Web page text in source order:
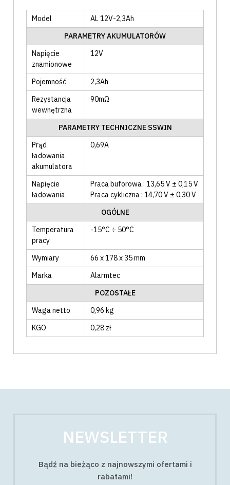
Model
AL 12V-2,3Ah
PARAMETRY AKUMULATORÓW
Napięcie
znamionowe
12V
Pojemność
2,3Ah
Rezystancja
wewnętrzna
90mΩ
PARAMETRY TECHNICZNE SSWIN
Prąd
ładowania
akumulatora
0,69A
Napięcie
ładowania
Praca buforowa : 13,65 V ± 0,15 V
Praca cykliczna : 14,70 V ± 0,30 V
OGÓLNE
Temperatura
pracy
-15°C ÷ 50°C
Wymiary
66 x 178 x 35 mm
Marka
Alarmtec
POZOSTAŁE
Waga netto
0,96 kg
KGO
0,28 zł
NEWSLETTER
Bądź na bieżąco z najnowszymi ofertami i
rabatami!